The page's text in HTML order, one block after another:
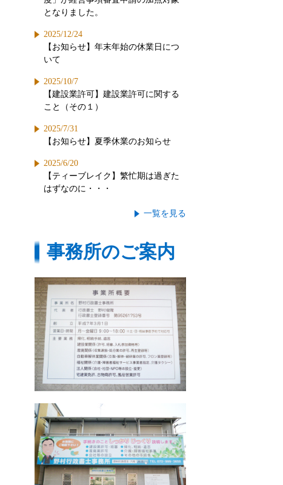
となりました。
2025/12/24
【お知らせ】年末年始の休業日につ
いて
2025/10/7
【建設業許可】建設業許可に関する
こと（その１）
2025/7/31
【お知らせ】夏季休業のお知らせ
2025/6/20
【ティーブレイク】繁忙期は過ぎた
はずなのに・・・
一覧を見る
事務所のご案内